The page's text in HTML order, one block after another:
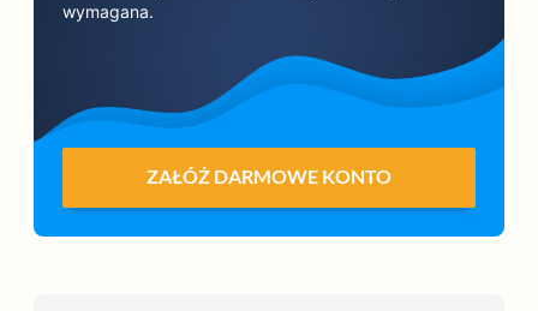
wymagana.
ZAŁÓŻ DARMOWE KONTO